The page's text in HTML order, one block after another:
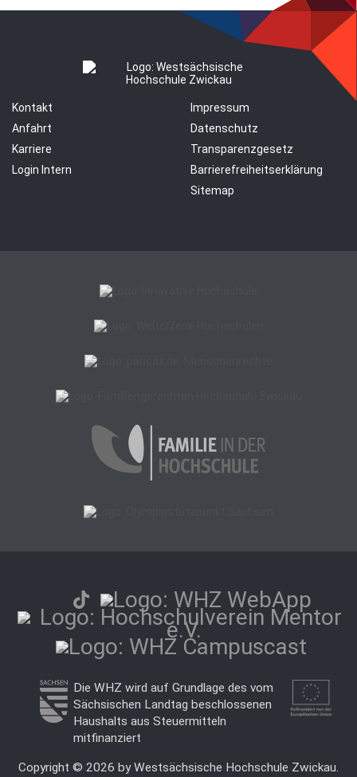
Kontakt
Anfahrt
Karriere
Login Intern
Impressum
Datenschutz
Transparenzgesetz
Barrierefreiheitserklärung
Sitemap
Die WHZ wird auf Grundlage des vom
Sächsischen Landtag beschlossenen
Haushalts aus Steuermitteln
mitfinanziert
Copyright © 2026 by Westsächsische Hochschule Zwickau.